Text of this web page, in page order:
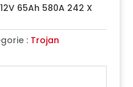
12V 65Ah 580A 242 X
: Trojan